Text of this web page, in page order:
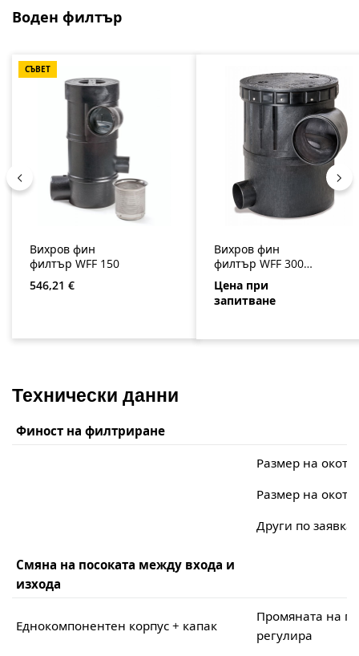
Пропуснете продуктовата галерия
Воден филтър
СЪВЕТ
Вихров фин
филтър WFF 150
Редовна цена:
546,21 €
Вихров фин
филтър WFF 300 с
пластмасов капак
Цена при
запитване
Технически данни
Финост на филтриране
Размер на
Размер на
Други по заявка
Смяна на посоката между входа и
изхода
Еднокомпонентен корпус + капак
Промяната на
регулира